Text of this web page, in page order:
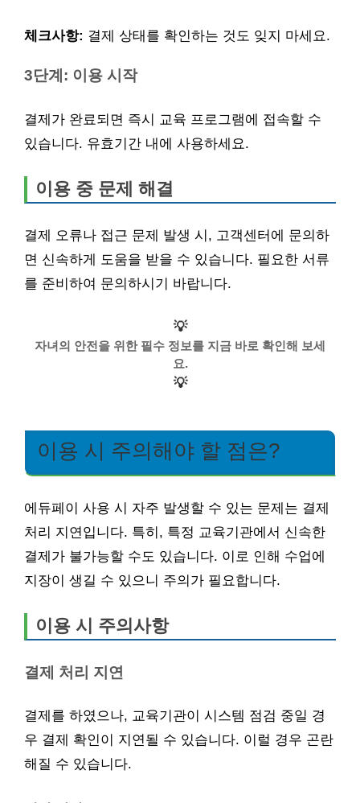
체크사항: 결제 상태를 확인하는 것도 잊지 마세요.
3단계: 이용 시작
결제가 완료되면 즉시 교육 프로그램에 접속할 수
있습니다. 유효기간 내에 사용하세요.
이용 중 문제 해결
결제 오류나 접근 문제 발생 시, 고객센터에 문의하
면 신속하게 도움을 받을 수 있습니다. 필요한 서류
를 준비하여 문의하시기 바랍니다.
💡
자녀의 안전을 위한 필수 정보를 지금 바로 확인해 보세
요.
💡
이용 시 주의해야 할 점은?
에듀페이 사용 시 자주 발생할 수 있는 문제는 결제
처리 지연입니다. 특히, 특정 교육기관에서 신속한
결제가 불가능할 수도 있습니다. 이로 인해 수업에
지장이 생길 수 있으니 주의가 필요합니다.
이용 시 주의사항
결제 처리 지연
결제를 하였으나, 교육기관이 시스템 점검 중일 경
우 결제 확인이 지연될 수 있습니다. 이럴 경우 곤란
해질 수 있습니다.